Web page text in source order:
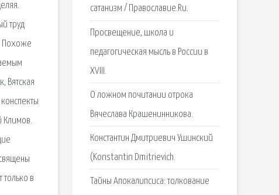
труд
Похоже
Вятская
Климов.
в
сатанизм / Православие.Ru.
Просвещение, школа и
педагогическая мысль в России в
XVIII.
О ложном почитании отрока
Вячеслава Крашенинникова.
Константин Дмитриевич Ушинский
(Konstantin Dmitrievich.
Тайны Апокалипсиса: толкование